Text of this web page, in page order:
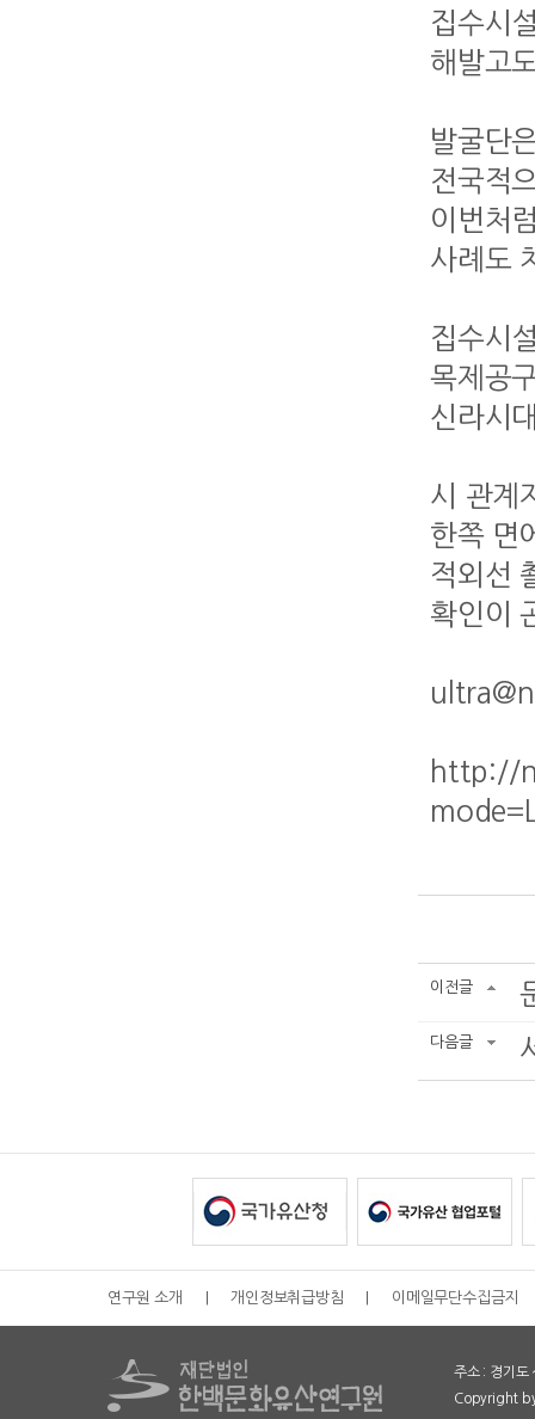
집수시
해발고
발굴단
전국적
이번처
사례도
집수시
목제공
신라시
시 관계
한쪽 면
적외선
확인이
http://
이전글
다음글
연구원 소개 개인정보취급방침 이메일무단수집금지
주소 : 경기
Copyright